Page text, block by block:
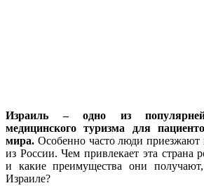
Израиль – одно из
медицинского туризма для
мира. Особенно часто люди приезжают
из России. Чем привлекает эта страна
и какие преимущества они
Израиле?